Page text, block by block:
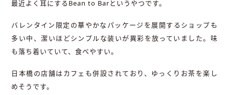
最近よく耳にするBean to Barというやつです。
バレンタイン限定の華やかなパッケージを展開するショップも
多い中、潔いほどシンプルな装いが異彩を放っていました。味
も落ち着いていて、食べやすい。
日本橋の店舗はカフェも併設されており、ゆっくりお茶を楽し
めそうです。